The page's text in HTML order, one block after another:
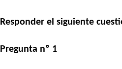
Responder el siguiente
Pregunta nº 1